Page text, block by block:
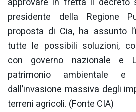
presidente della Regione
proposta di Cia, ha assunto
tutte le possibili soluzioni,
con governo nazionale e
patrimonio ambientale e
dall’invasione massiva degli
terreni agricoli. (Fonte CIA)